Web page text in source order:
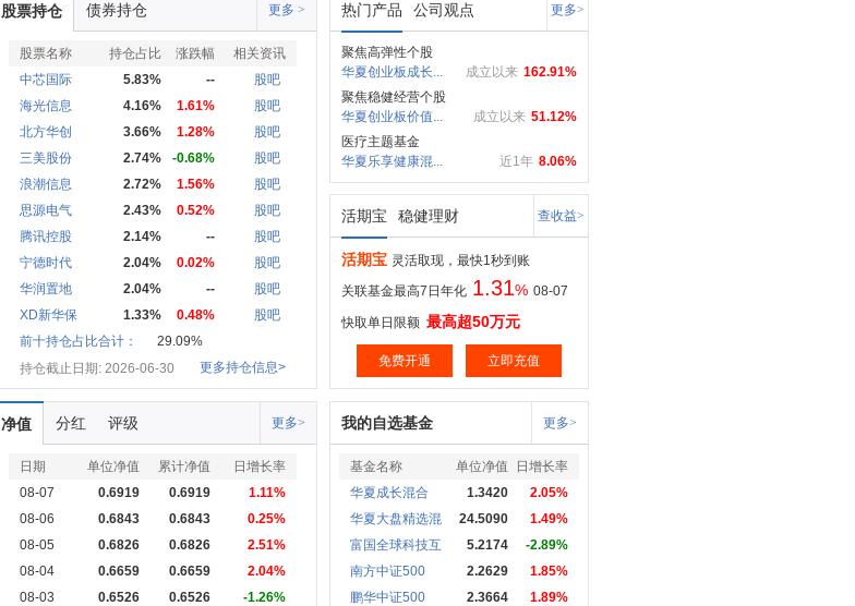
股票持仓 债券持仓 更多 >
股票名称 持仓占比 涨跌幅
相关资讯
中芯国际
5.83% --
股吧
海光信息
4.16% 1.61%
股吧
北方华创
3.66% 1.28%
股吧
三美股份
2.74% -0.68%
股吧
浪潮信息
2.72% 1.56%
股吧
思源电气
2.43% 0.52%
股吧
腾讯控股
2.14% --
股吧
宁德时代
2.04% 0.02%
股吧
华润置地
2.04% --
股吧
XD新华保
1.33% 0.48%
股吧
前十持仓占比合计：
29.09%
持仓截止日期: 2026-06-30
更多持仓信息>
热门产品 公司观点 更多>
聚焦高弹性个股
162.91%
成立以来
华夏创业板成长...
聚焦稳健经营个股
51.12%
成立以来
华夏创业板价值...
医疗主题基金
8.06%
近1年
华夏乐享健康混...
活期宝 稳健理财 查收益>
活期宝 灵活取现，最快1秒到账
关联基金最高7日年化 1.31% 08-07
快取单日限额 最高超50万元
免费开通 立即充值
净值 分红 评级 更多>
日期 单位净值 累计净值
日增长率
08-07
0.6919 0.6919
1.11%
08-06
0.6843 0.6843
0.25%
08-05
0.6826 0.6826
2.51%
08-04
0.6659 0.6659
2.04%
08-03
0.6526 0.6526
-1.26%
我的自选基金 更多>
基金名称 单位净值
日增长率
华夏成长混合
1.3420
2.05%
华夏大盘精选混
24.5090
1.49%
富国全球科技互
5.2174
-2.89%
南方中证500
2.2629
1.85%
鹏华中证500
2.3664
1.89%